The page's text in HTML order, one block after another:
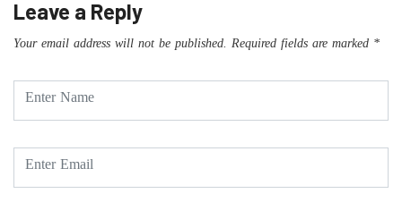
Leave a Reply
Your email address will not be published. Required fields are marked *